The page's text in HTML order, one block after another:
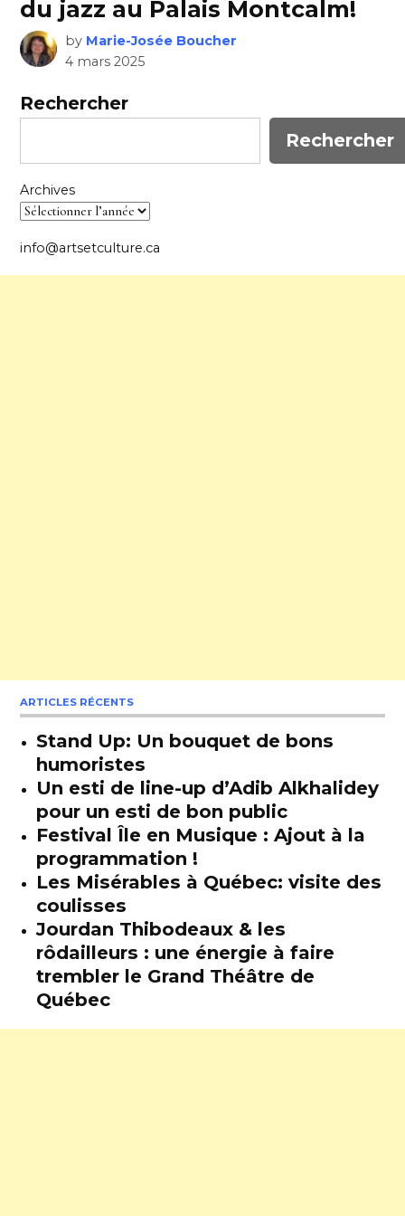
du jazz au Palais Montcalm!
by Marie-Josée Boucher
4 mars 2025
Rechercher
Rechercher
Archives
info@artsetculture.ca
ARTICLES RÉCENTS
Stand Up: Un bouquet de bons
humoristes
Un esti de line-up d’Adib Alkhalidey
pour un esti de bon public
Festival Île en Musique : Ajout à la
programmation !
Les Misérables à Québec: visite des
coulisses
Jourdan Thibodeaux & les
rôdailleurs : une énergie à faire
trembler le Grand Théâtre de
Québec